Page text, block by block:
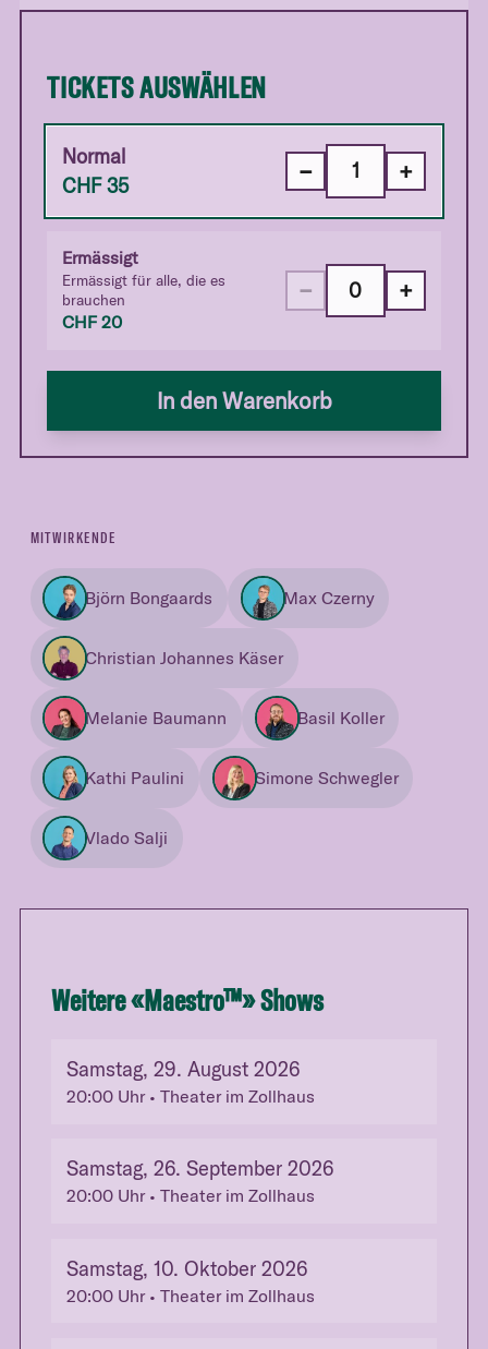
TICKETS AUSWÄHLEN
Normal
CHF35
− +
Ermässigt
Ermässigt für alle, die es
brauchen
CHF20
− +
In den Warenkorb
MITWIRKENDE
Björn Bongaards Max Czerny
Christian Johannes Käser
Melanie Baumann Basil Koller
Kathi Paulini Simone Schwegler
Vlado Salji
Weitere «Maestro™» Shows
Samstag, 29. August 2026
20:00Uhr• Theater im Zollhaus
Samstag, 26. September 2026
20:00Uhr• Theater im Zollhaus
Samstag, 10. Oktober 2026
20:00Uhr• Theater im Zollhaus